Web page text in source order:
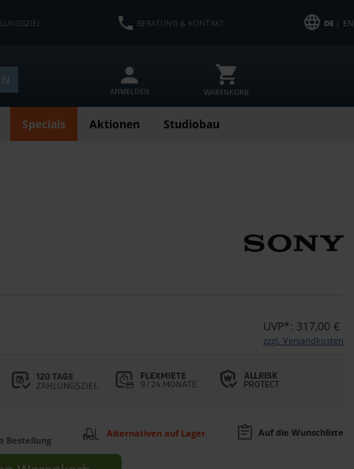
BERATUNG & KONTAKT DE| EN
ANMELDEN WARENKORB
Specials Aktionen Studiobau
UVP*: 317,00 €
zzgl. Versandkosten
Bestellung
Alternativen auf Lager Auf die Wunschliste